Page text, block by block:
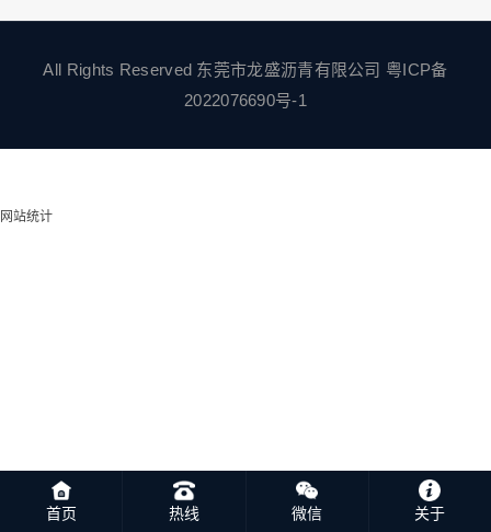
All Rights Reserved 东莞市龙盛沥青有限公司 粤ICP备
2022076690号-1
首页 热线 微信 关于
网站统计